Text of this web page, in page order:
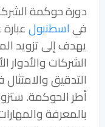
دورة حوكمة
فياسطنبول
يهدف إلى تزويد
الشركات والأدوار
التدقيق
أطر الحوكمة.
بالمعرفة